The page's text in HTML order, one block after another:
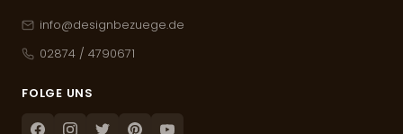
info@designbezuege.de
02874 / 4790671
FOLGE UNS